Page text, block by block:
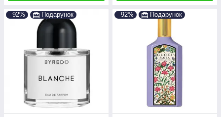
–92% Подарунок –92% Подарунок